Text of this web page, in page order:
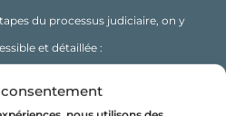
consentement
du processus judiciaire, on y
et détaillée :
avant même de s'adresser